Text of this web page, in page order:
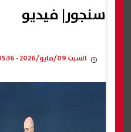
سنجور| فيديو
السبت 09/مايو/2026 - 05:36 م